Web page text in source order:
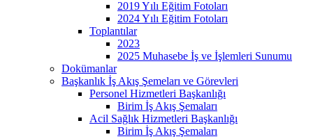
2019 Yılı Eğitim Fotoları
2024 Yılı Eğitim Fotoları
Toplantılar
2023
2025 Muhasebe İş ve İşlemleri Sunumu
Dokümanlar
Başkanlık İş Akış Şemeları ve Görevleri
Personel Hizmetleri Başkanlığı
Birim İş Akış Şemaları
Acil Sağlık Hizmetleri Başkanlığı
Birim İş Akış Şemaları